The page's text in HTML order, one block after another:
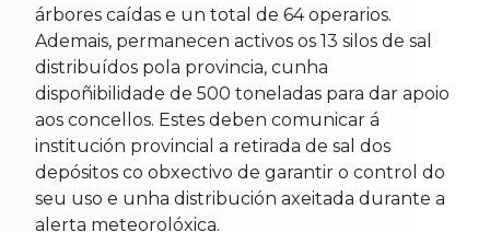
árbores caídas e un total de 64 operarios.
Ademais, permanecen activos os 13 silos de sal
distribuídos pola provincia, cunha
dispoñibilidade de 500 toneladas para dar apoio
aos concellos. Estes deben comunicar á
institución provincial a retirada de sal dos
depósitos co obxectivo de garantir o control do
seu uso e unha distribución axeitada durante a
alerta meteorolóxica.